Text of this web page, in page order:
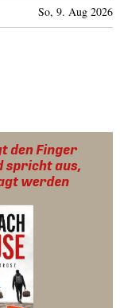
So, 9. Aug 2026